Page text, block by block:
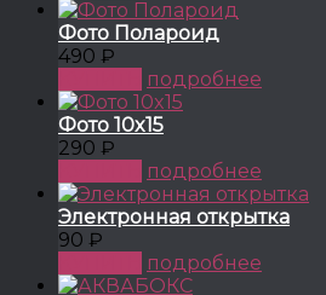
Фото Полароид
490 ₽
подробнее
Фото 10x15
290 ₽
подробнее
Электронная открытка
90 ₽
подробнее